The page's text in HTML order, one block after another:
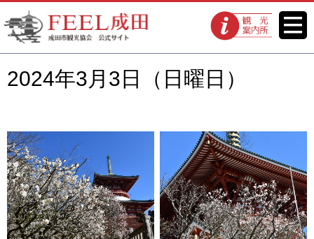
FEEL成田 成田市観光協会 公式
サイト
観光案内所
メニ
ュー
2024年3月3日（日曜日）